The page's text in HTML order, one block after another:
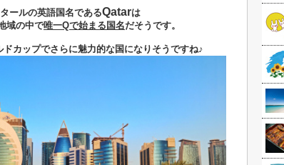
ールの英語国名であるQatarは
域の中で唯一Qで始まる国名だそうです。
ドカップでさらに魅力的な国になりそうですね♪